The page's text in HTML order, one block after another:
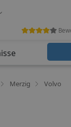
Merzig Volvo